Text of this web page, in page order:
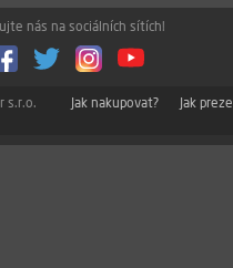
nás na sociálních sítích!
s.r.o. Jak nakupovat? Jak